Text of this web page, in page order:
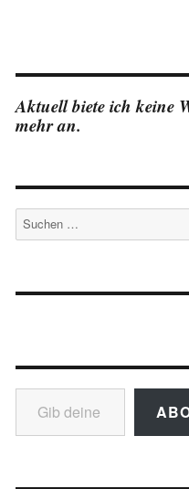
Aktuell biete ich keine
mehr an.
Suchen
nach:
Gib deine E-Mail-Adresse ein ...